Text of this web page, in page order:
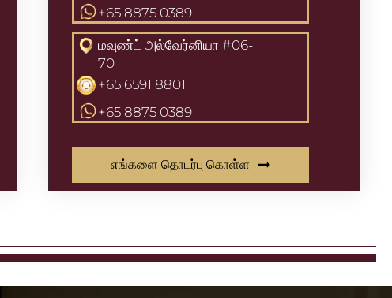
+65 8875 0389
மவுண்ட் அல்வேர்னியா #06-
70
+65 6591 8801
+65 8875 0389
எங்களை தொடர்பு கொள்ள